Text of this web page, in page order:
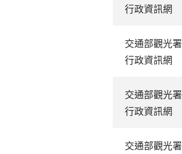
行政資訊網
交通部觀光署
行政資訊網
交通部觀光署
行政資訊網
交通部觀光署